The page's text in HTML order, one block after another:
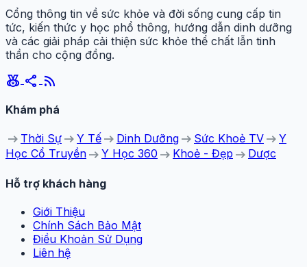
Cổng thông tin về sức khỏe và đời sống cung cấp tin
tức, kiến thức y học phổ thông, hướng dẫn dinh dưỡng
và các giải pháp cải thiện sức khỏe thể chất lẫn tinh
thần cho cộng đồng.
social_leaderboard share rss_feed
Khám phá
arrow_right_alt Thời Sự arrow_right_alt Y Tế arrow_right_alt Dinh Dưỡng arrow_right_alt Sức Khoẻ TV arrow_right_alt Y
Học Cổ Truyền arrow_right_alt Y Học 360 arrow_right_alt Khoẻ - Đẹp arrow_right_alt Dược
Hỗ trợ khách hàng
Giới Thiệu
Chính Sách Bảo Mật
Điều Khoản Sử Dụng
Liên hệ